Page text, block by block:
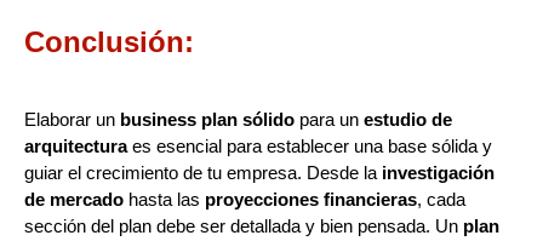
Conclusión:
Elaborar un business plan sólido para un estudio de
arquitecturaes esencial para establecer una base sólida y
guiar el crecimiento de tu empresa. Desde la investigación
de mercado hasta las proyecciones financieras, cada
sección del plan debe ser detallada y bien pensada. Un plan